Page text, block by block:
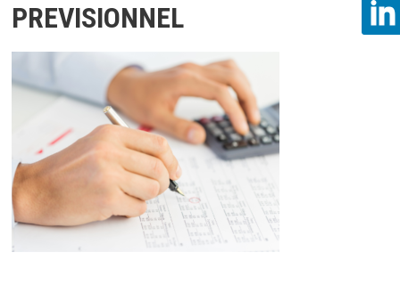
PREVISIONNEL